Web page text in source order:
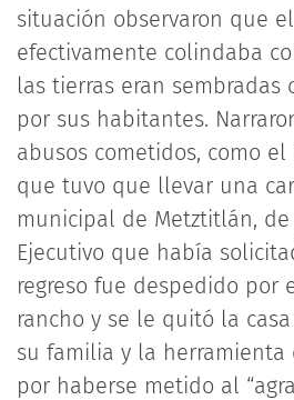
situación observaron que
efectivamente colindaba
las tierras eran sembradas
por sus habitantes.
abusos cometidos, como
que tuvo que llevar una
municipal de Metztitlán,
Ejecutivo que había
regreso fue despedido por
rancho y se le quitó la
su familia y la herramienta
por haberse metido al